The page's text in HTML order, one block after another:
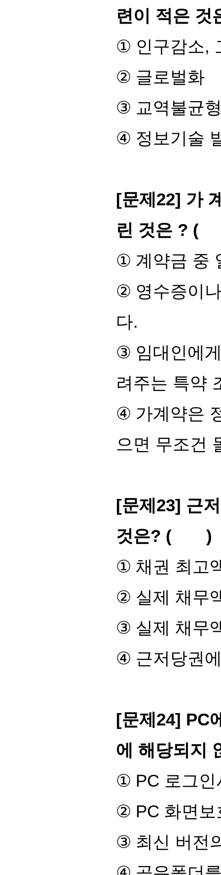
련이 적은 것
① 인구감소,
② 글로벌화
③ 교역불균
④ 정보기술
[문제 22] 가
린 것은 ? (
① 계약금 중
② 영수증이
다.
③ 임대인에
려주는 특약
④ 가계약은
으면 무조건
[문제 23] 근
것은? ( )
① 채권 최고
② 실제 채무
③ 실제 채무
④ 근저당권
[문제 24] PC
에 해당되지
① PC 로그
② PC 화면보
③ 최신 버전